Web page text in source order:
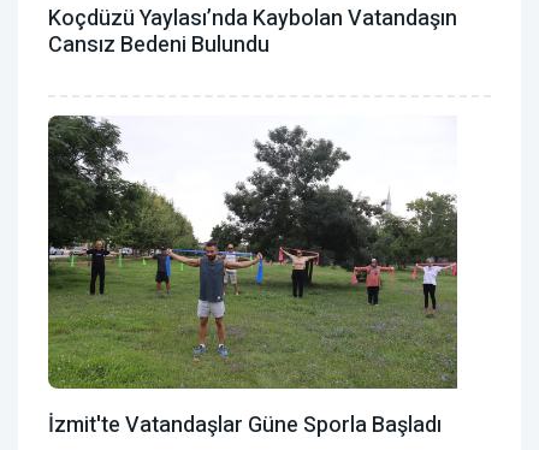
Koçdüzü Yaylası’nda Kaybolan Vatandaşın
Cansız Bedeni Bulundu
İzmit'te Vatandaşlar Güne Sporla Başladı